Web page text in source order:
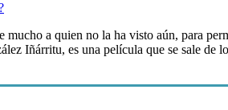
mucho a quien no la ha visto aún, para
Iñárritu, es una película que se sale de